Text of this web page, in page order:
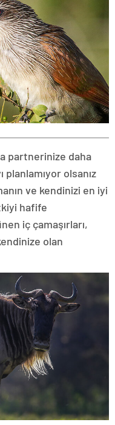
partnerinize daha
olsanız
ve kendinizi en iyi
hafife
iç çamaşırları,
olan